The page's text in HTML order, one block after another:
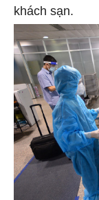
khách sạn.